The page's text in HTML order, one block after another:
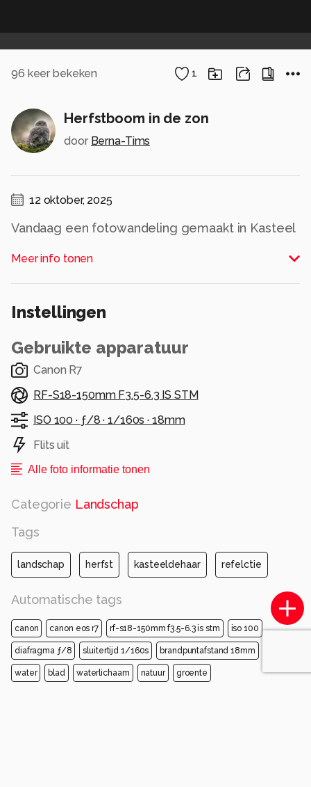
96 keer bekeken 1
Herfstboom in de zon
door Berna-Tims
12 oktober, 2025
Vandaag een fotowandeling gemaakt in Kasteel
Meelder. Weer ontzettend veel geleerd. Bij
deze foto kwam net de zon door. Ik houd
Alle rechten voorbehouden
Meer info tonen
Instellingen
Gebruikte apparatuur
Canon R7
RF-S18-150mm F3.5-6.3 IS STM
ISO 100 · ƒ/8 ·1/160s ·18mm
Flits uit
Alle foto informatie tonen
Categorie Landschap
Tags
landschap herfst kasteeldehaar refelctie
Automatische tags
canon canon eos r7 rf-s18-150mm f3.5-6.3 is stm iso 100
diafragma ƒ/8 sluitertijd 1/160s brandpuntafstand 18mm
water blad waterlichaam natuur groente